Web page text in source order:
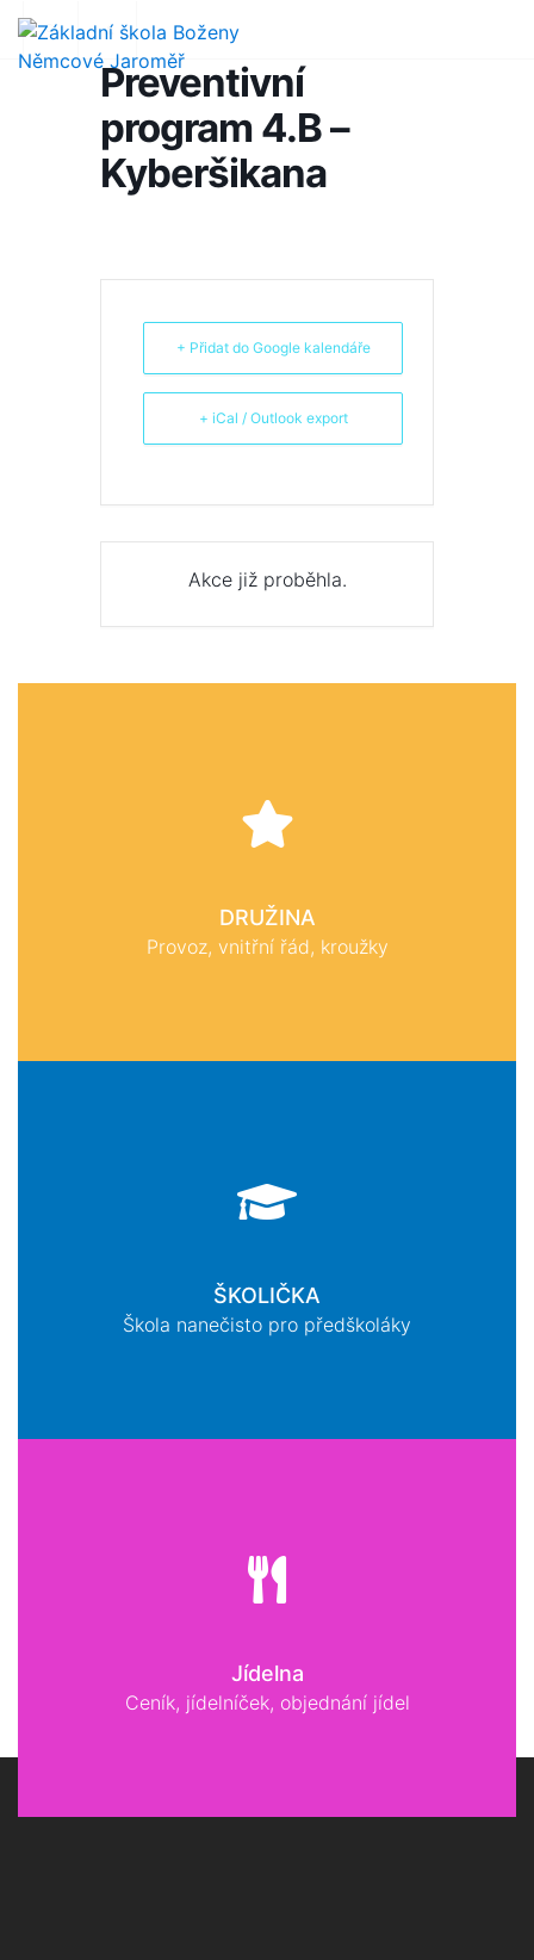
Preventivní
program 4.B –
Kyberšikana
+ Přidat do Google kalendáře
+ iCal / Outlook export
Akce již proběhla.
DRUŽINA
Provoz, vnitřní řád, kroužky
ŠKOLIČKA
Škola nanečisto pro předškoláky
Jídelna
Ceník, jídelníček, objednání jídel